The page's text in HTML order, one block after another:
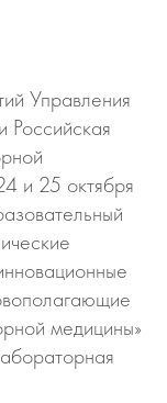
Управления
Российская
и 25 октября
медицины»